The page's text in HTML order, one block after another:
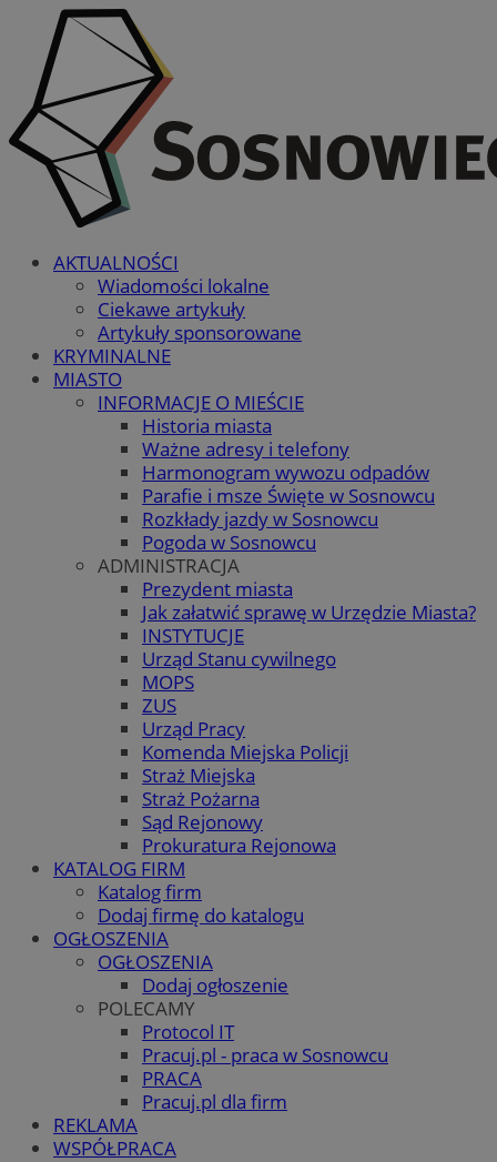
AKTUALNOŚCI
Wiadomości lokalne
Ciekawe artykuły
Artykuły sponsorowane
KRYMINALNE
MIASTO
INFORMACJE O MIEŚCIE
Historia miasta
Ważne adresy i telefony
Harmonogram wywozu odpadów
Parafie i msze Święte w Sosnowcu
Rozkłady jazdy w Sosnowcu
Pogoda w Sosnowcu
ADMINISTRACJA
Prezydent miasta
Jak załatwić sprawę w Urzędzie Miasta?
INSTYTUCJE
Urząd Stanu cywilnego
MOPS
ZUS
Urząd Pracy
Komenda Miejska Policji
Straż Miejska
Straż Pożarna
Sąd Rejonowy
Prokuratura Rejonowa
KATALOG FIRM
Katalog firm
Dodaj firmę do katalogu
OGŁOSZENIA
OGŁOSZENIA
Dodaj ogłoszenie
POLECAMY
Protocol IT
Pracuj.pl - praca w Sosnowcu
PRACA
Pracuj.pl dla firm
REKLAMA
WSPÓŁPRACA